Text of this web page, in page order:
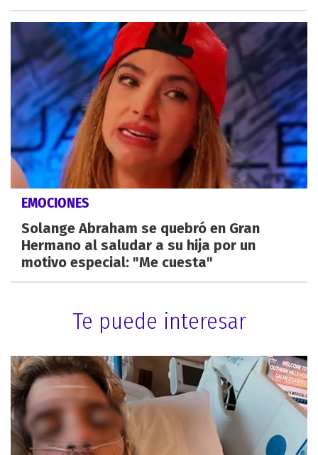
EMOCIONES
Solange Abraham se quebró en Gran
Hermano al saludar a su hija por un
motivo especial: "Me cuesta"
Te puede interesar